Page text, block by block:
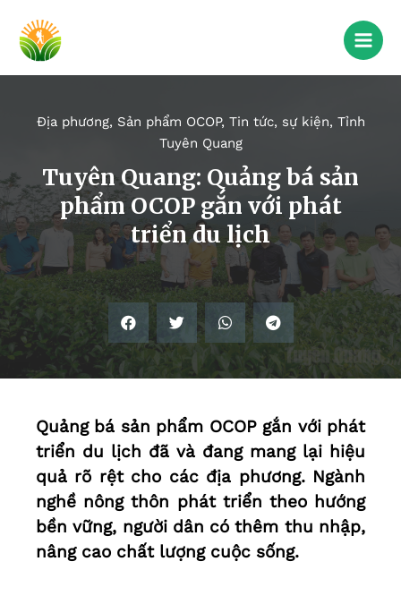
Địa phương, Sản phẩm OCOP, Tin tức, sự kiện, Tỉnh
Tuyên Quang
Tuyên Quang: Quảng bá sản
phẩm OCOP gắn với phát
triển du lịch
Quảng bá sản phẩm OCOP gắn với phát
triển du lịch đã và đang mang lại hiệu
quả rõ rệt cho các địa phương. Ngành
nghề nông thôn phát triển theo hướng
bền vững, người dân có thêm thu nhập,
nâng cao chất lượng cuộc sống.